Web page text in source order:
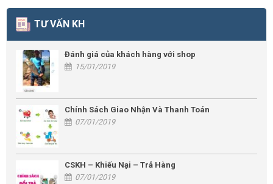
TƯ VẤN KH
Đánh giá của khách hàng với shop
15/01/2019
Chính Sách Giao Nhận Và Thanh Toán
07/01/2019
CSKH – Khiếu Nại – Trả Hàng
07/01/2019